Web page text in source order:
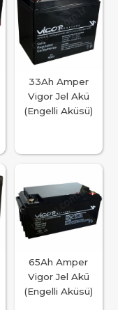
33Ah Amper
Vigor Jel Akü
(Engelli Aküsü)
65Ah Amper
Vigor Jel Akü
(Engelli Aküsü)